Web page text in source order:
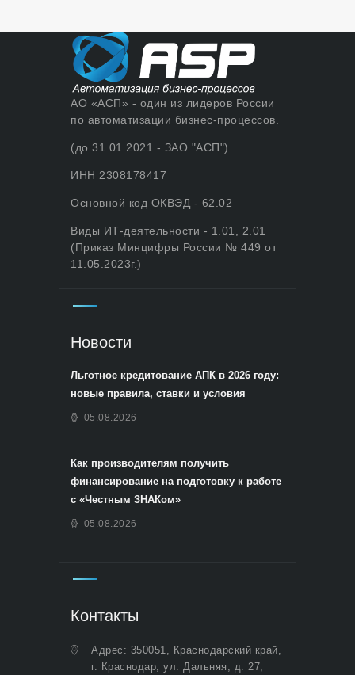
АО «АСП» - один из лидеров России
по автоматизации бизнес-процессов.
(до 31.01.2021 - ЗАО "АСП")
ИНН 2308178417
Основной код ОКВЭД - 62.02
Виды ИТ-деятельности - 1.01, 2.01
(Приказ Минцифры России № 449 от
11.05.2023г.)
Новости
Льготное кредитование АПК в 2026 году:
новые правила, ставки и условия
05.08.2026
Как производителям получить
финансирование на подготовку к работе
с «Честным ЗНАКом»
05.08.2026
Контакты
Адрес: 350051, Краснодарский край,
г. Краснодар, ул. Дальняя, д. 27,